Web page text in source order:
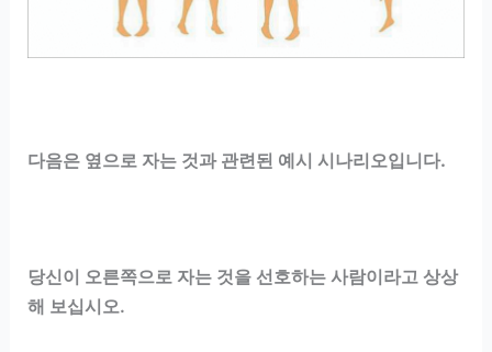
다음은 옆으로 자는 것과 관련된 예시 시나리오입니다.
당신이 오른쪽으로 자는 것을 선호하는 사람이라고 상상
해 보십시오.